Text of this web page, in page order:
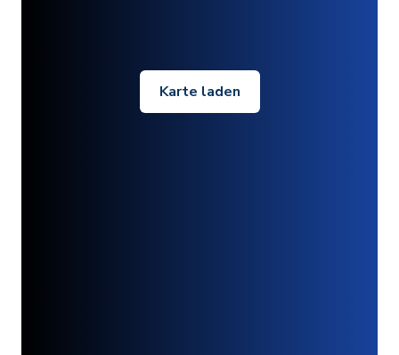
Karte laden